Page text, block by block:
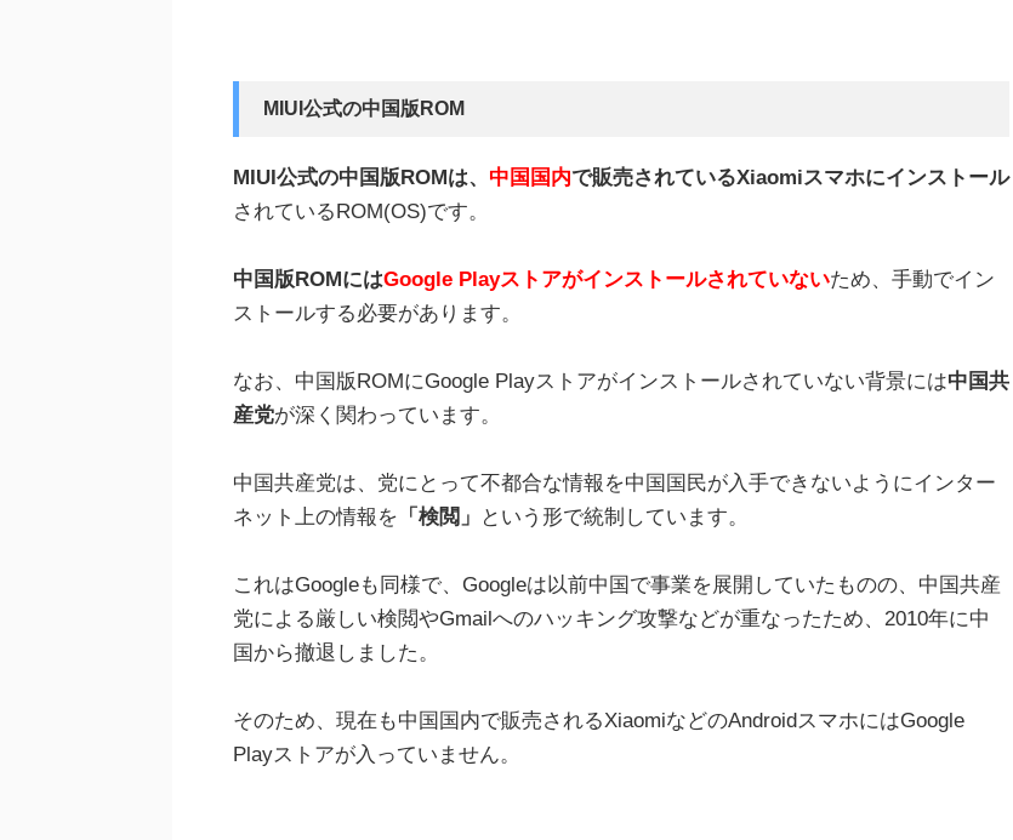
MIUI公式の中国版ROM
MIUI公式の中国版ROMは、 中国国内で販売されているXiaomiスマホにインストール
されているROM(OS)です。
中国版ROMにはGoogle Playストアがインストールされていないため、手動でイン
ストールする必要があります。
なお、中国版ROMにGoogle Playストアがインストールされていない背景には中国共
産党が深く関わっています。
中国共産党は、党にとって不都合な情報を中国国民が入手できないようにインター
ネット上の情報を 「検閲」 という形で統制しています。
これはGoogleも同様で、Googleは以前中国で事業を展開していたものの、中国共産
党による厳しい検閲やGmailへのハッキング攻撃などが重なったため、2010年に中
国から撤退しました。
そのため、現在も中国国内で販売されるXiaomiなどのAndroidスマホにはGoogle
Playストアが入っていません。